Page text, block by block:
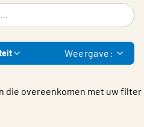
Weergave:
die overeenkomen met uw filter